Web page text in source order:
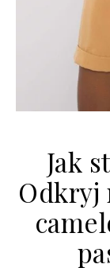
Jak
Odkryj